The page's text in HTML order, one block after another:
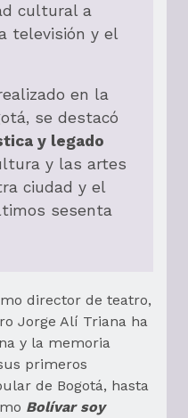
cultural a
televisión y el
en la
se destacó
y legado
y las artes
ciudad y el
sesenta
director de teatro,
Jorge Alí Triana ha
y la memoria
primeros
de Bogotá, hasta
Bolívar soy